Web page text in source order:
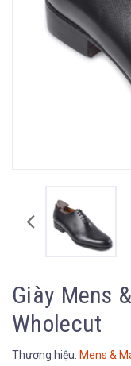
Giày Mens
Wholecut
Thương hiệu: Mens &